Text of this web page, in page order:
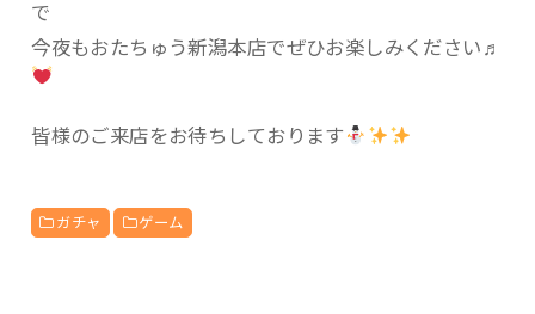
で
今夜もおたちゅう新潟本店でぜひお楽しみください♬
皆様のご来店をお待ちしております
ガチャ ゲーム